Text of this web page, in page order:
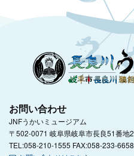
お問い合わせ
JNFうかいミュージアム
〒502-0071 岐阜県岐阜市長良51番地2
TEL:058-210-1555 FAX:058-233-6658